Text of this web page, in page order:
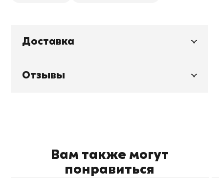
Доставка
Отзывы
Вам также могут
понравиться